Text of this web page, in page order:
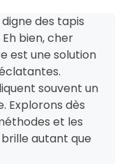
digne des tapis
bien, cher
est une solution
souvent un
Explorons dès
et les
autant que